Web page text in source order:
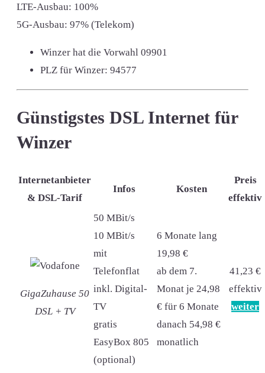
LTE-Ausbau: 100%
5G-Ausbau: 97% (Telekom)
Winzer hat die Vorwahl 09901
PLZ für Winzer: 94577
Günstigstes DSL Internet für
Winzer
Internetanbieter
& DSL-Tarif
Infos Kosten
Preis
effektiv
GigaZuhause 50
DSL + TV
50 MBit/s
10 MBit/s
mit
Telefonflat
inkl. Digital-
TV
gratis
EasyBox 805
(optional)
6 Monate lang
19,98 €
ab dem 7.
Monat je 24,98
€ für 6 Monate
danach 54,98 €
monatlich
41,23 €
effektiv
weiter